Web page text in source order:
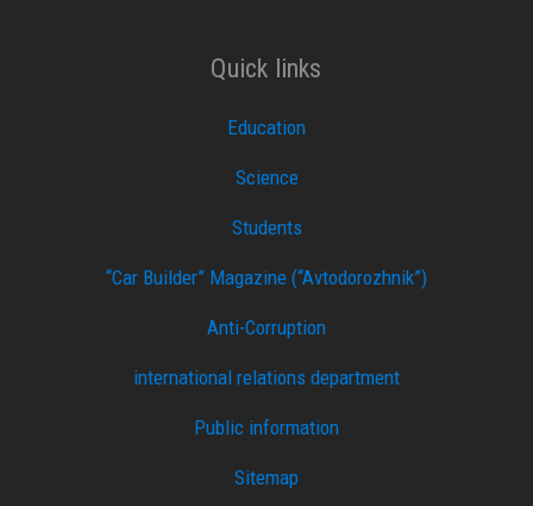
Quick links
Education
Science
Students
“Car Builder” Magazine (“Avtodorozhnik”)
Anti-Corruption
international relations department
Public information
Sitemap